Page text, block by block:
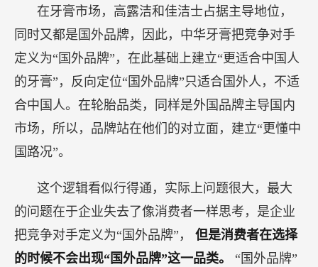
在牙膏市场，高露洁和佳洁士占据主导地位，
同时又都是国外品牌，因此，中华牙膏把竞争对手
定义为“国外品牌”，在此基础上建立“更适合中国人
的牙膏”，反向定位“国外品牌”只适合国外人，不适
合中国人。在轮胎品类，同样是外国品牌主导国内
市场，所以，品牌站在他们的对立面，建立“更懂中
国路况”。
这个逻辑看似行得通，实际上问题很大，最大
的问题在于企业失去了像消费者一样思考，是企业
把竞争对手定义为“国外品牌”， 但是消费者在选择
的时候不会出现“国外品牌”这一品类。 “国外品牌”